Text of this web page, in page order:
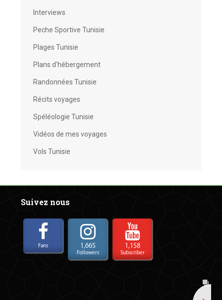
Interviews
Peche Sportive Tunisie
Plages Tunisie
Plans d'hébergement
Randonnées Tunisie
Récits voyages
Spéléologie Tunisie
Vidéos de mes voyages
Vols Tunisie
Suivez nous
Fans 1,665
Followers
1,158
Subscriber